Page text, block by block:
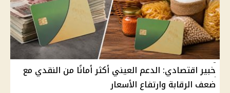
خبير اقتصادي: الدعم العيني أكثر أمانًا من النقدي مع
ضعف الرقابة وارتفاع الأسعار